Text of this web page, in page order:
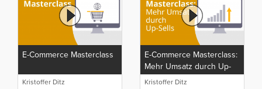
E-Commerce Masterclass
Kristoffer Ditz
E-Commerce Masterclass:
Mehr Umsatz durch Up-
Sells
Kristoffer Ditz